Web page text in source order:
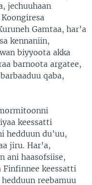
jechuuhaan
Gamtaa, har’a
kennaniin,
biyyoota akka
barnoota argatee,
qaba,
keessatti
hedduun du’uu,
jiru. Har’a,
ani haasofsiise,
Finfinnee keessatti
reebamuu